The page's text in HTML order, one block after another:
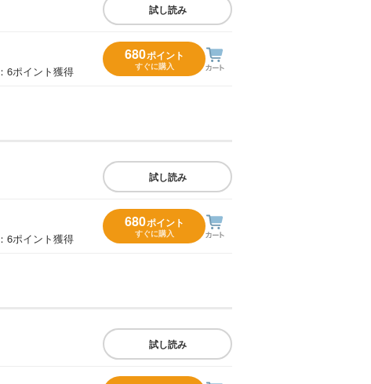
試し読み
：6ポイント獲得
680ポイント
すぐに購入
試し読み
：6ポイント獲得
680ポイント
すぐに購入
試し読み